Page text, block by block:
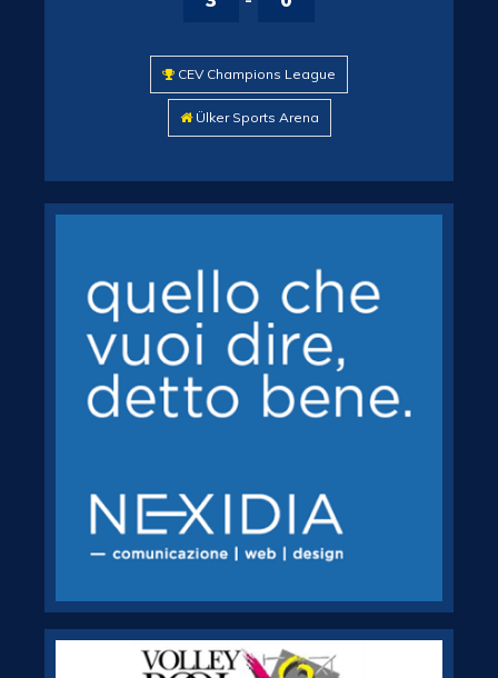
CEV Champions League
Ülker Sports Arena